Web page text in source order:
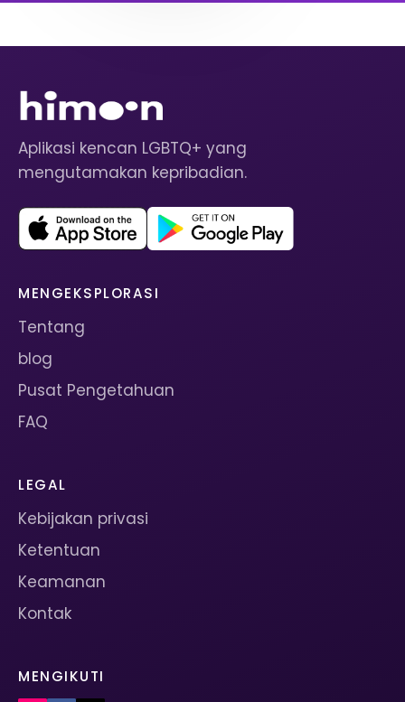
Aplikasi kencan LGBTQ+ yang
mengutamakan kepribadian.
MENGEKSPLORASI
Tentang
blog
Pusat Pengetahuan
FAQ
LEGAL
Kebijakan privasi
Ketentuan
Keamanan
Kontak
MENGIKUTI